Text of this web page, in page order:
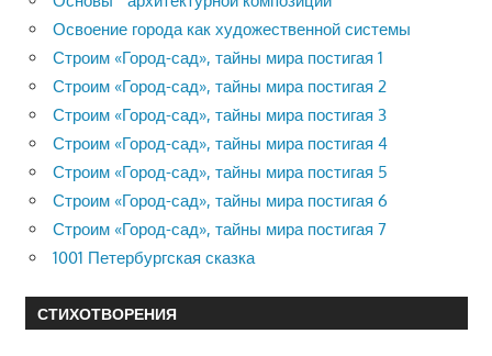
Освоение города как художественной системы
Строим «Город-сад», тайны мира постигая 1
Строим «Город-сад», тайны мира постигая 2
Строим «Город-сад», тайны мира постигая 3
Строим «Город-сад», тайны мира постигая 4
Строим «Город-сад», тайны мира постигая 5
Строим «Город-сад», тайны мира постигая 6
Строим «Город-сад», тайны мира постигая 7
1001 Петербургская сказка
СТИХОТВОРЕНИЯ